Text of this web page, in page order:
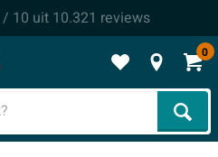
/ 10 uit 10.321 reviews
0